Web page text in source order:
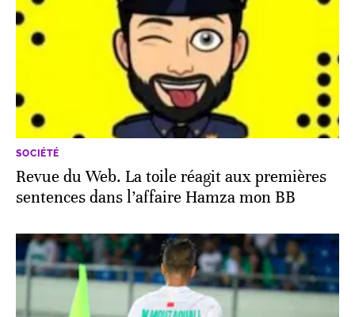
SOCIÉTÉ
Revue du Web. La toile réagit aux premières
sentences dans l’affaire Hamza mon BB